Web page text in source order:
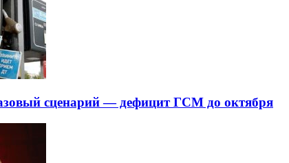
сценарий — дефицит ГСМ до октября